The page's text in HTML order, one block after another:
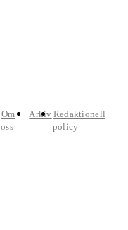
Om
oss
Arkiv Redaktionell
policy